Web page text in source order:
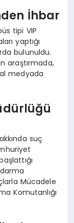
İhbar
tipi VIP
yaptığı
bulunuldu.
araştırmada,
medyada
suç
Mücadele
Komutanlığı